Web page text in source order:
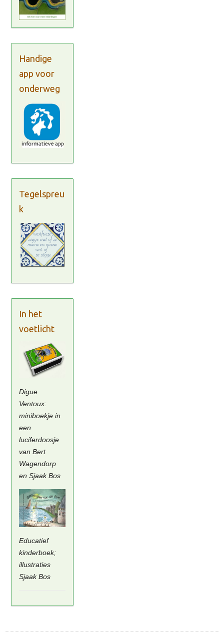
Handige
app voor
onderweg
Tegelspreu
k
In het
voetlicht
Digue
Ventoux:
miniboekje in
een
luciferdoosje
van Bert
Wagendorp
en Sjaak Bos
Educatief
kinderboek;
illustraties
Sjaak Bos